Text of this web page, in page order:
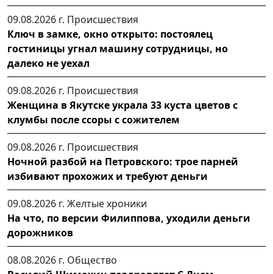
09.08.2026 г. Происшествия
Ключ в замке, окно открыто: постоялец
гостиницы угнал машину сотрудницы, но
далеко не уехал
09.08.2026 г. Происшествия
Женщина в Якутске украла 33 куста цветов с
клумбы после ссоры с сожителем
09.08.2026 г. Происшествия
Ночной разбой на Петровского: трое парней
избивают прохожих и требуют деньги
09.08.2026 г. Желтые хроники
На что, по версии Филиппова, уходили деньги
дорожников
08.08.2026 г. Общество